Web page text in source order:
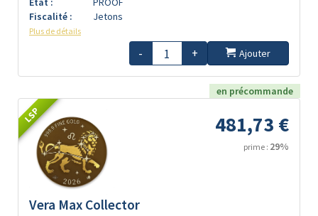
Fiscalité :
Jetons
Plus de détails
- + Ajouter
en précommande
LSP 481,73 €
prime : 29%
Vera Max Collector